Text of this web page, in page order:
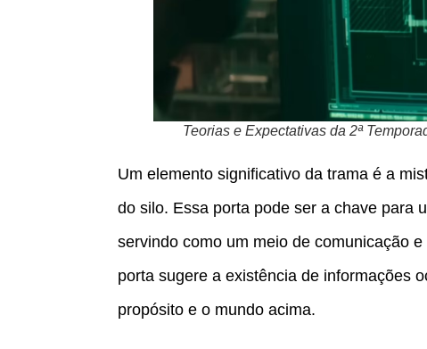
Teorias e Expectativas da 2ª
Um elemento significativo da trama é a
do silo. Essa porta pode ser a chave para
servindo como um meio de comunicação
porta sugere a existência de informações
propósito e o mundo acima.